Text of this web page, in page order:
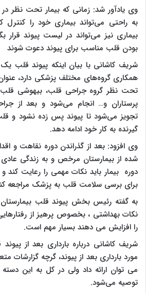
وی یادآور شد: زمانی که بیمار تحت نظر
به راحتی می‌تواند بیماری خود را
بیماری نیز می‌تواند در لیست پیوند قرار
بودن قلب مناسب برای پیوند دعوت شوند
شریف کاشانی با بیان اینکه پیوند قلب
همکاری گروه‌های مختلف پزشکی دارد،
تحت نظر گروه جراحی قلب، بیهوشی
پرستاران و… انجام می‌شود و بعد از
تجویز می‌شود تا پیوند پس زده نشود و
گیرنده به کار خود ادامه دهد.
وی افزود: بعد از گذراندن دوره نقاهت و
شده از بیمارستان مرخص و به زندگی عادی
دوره بیمار باید نکات مهمی را رعایت کند
برای برسی سلامت قلب به پزشک مراجعه
به گفته رئیس بخش پیوند قلب
نکات بهداشتی ، بخصوص پرهیز از
را افزایش می دهند بسیار مهم است.
شریف کاشانی درباره بارداری بعد از
مورد بارداری بعد از پیوند، گرچه گزارشات
می توان ارائه داد ولی در کل به این دسته
توصیه می‌شود.